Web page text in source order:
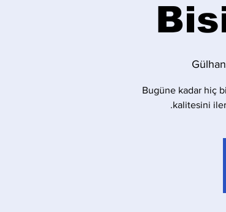
Bugüne kadar hiç
kalitesini